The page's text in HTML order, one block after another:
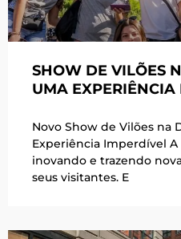
SHOW DE VILÕES
UMA EXPERIÊNCIA
Novo Show de Vilões na
Experiência Imperdível
inovando e trazendo
seus visitantes. E